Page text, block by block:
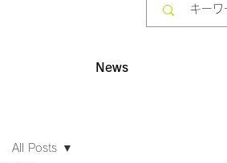
News
All Posts